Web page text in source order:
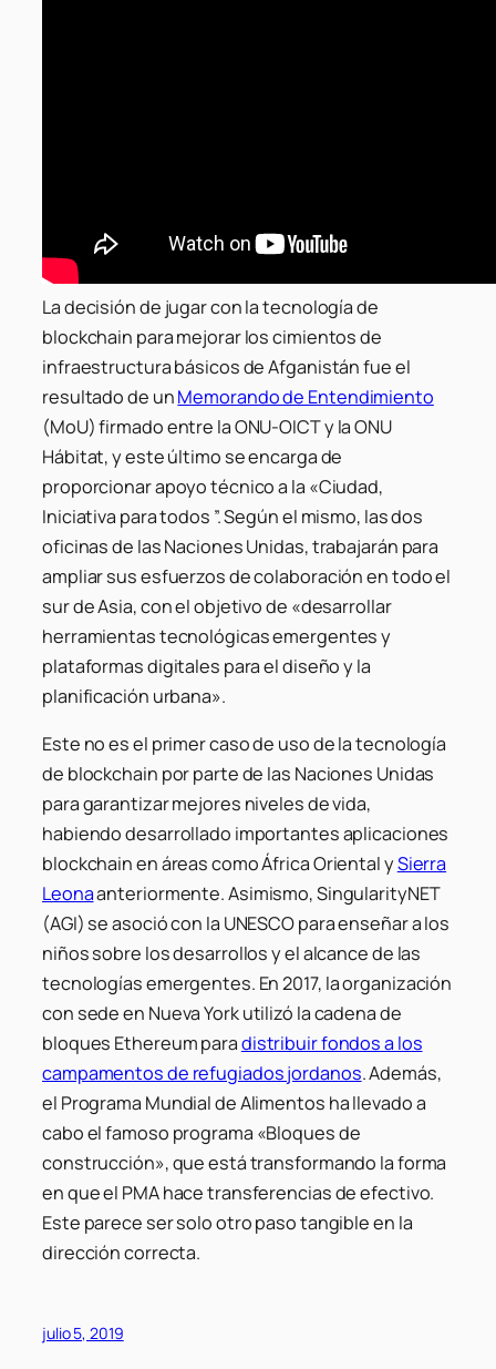
La decisión de jugar con la tecnología de
blockchain para mejorar los cimientos de
infraestructura básicos de Afganistán fue el
resultado de unMemorando de Entendimiento
(MoU) firmado entre la ONU-OICT y la ONU
Hábitat, y este último se encarga de
proporcionar apoyo técnico a la «Ciudad,
Iniciativa para todos ”. Según el mismo, las dos
oficinas de las Naciones Unidas, trabajarán para
ampliar sus esfuerzos de colaboración en todo el
sur de Asia, con el objetivo de «desarrollar
herramientas tecnológicas emergentes y
plataformas digitales para el diseño y la
planificación urbana».
Este no es el primer caso de uso de la tecnología
de blockchain por parte de las Naciones Unidas
para garantizar mejores niveles de vida,
habiendo desarrollado importantes aplicaciones
blockchain en áreas como África Oriental ySierra
Leonaanteriormente. Asimismo, SingularityNET
(AGI) se asoció con la UNESCO para enseñar a los
niños sobre los desarrollos y el alcance de las
tecnologías emergentes. En 2017, la organización
con sede en Nueva York utilizó la cadena de
bloques Ethereum paradistribuir fondos a los
campamentos de refugiados jordanos. Además,
el Programa Mundial de Alimentos ha llevado a
cabo el famoso programa «Bloques de
construcción», que está transformando la forma
en que el PMA hace transferencias de efectivo.
Este parece ser solo otro paso tangible en la
dirección correcta.
julio 5, 2019